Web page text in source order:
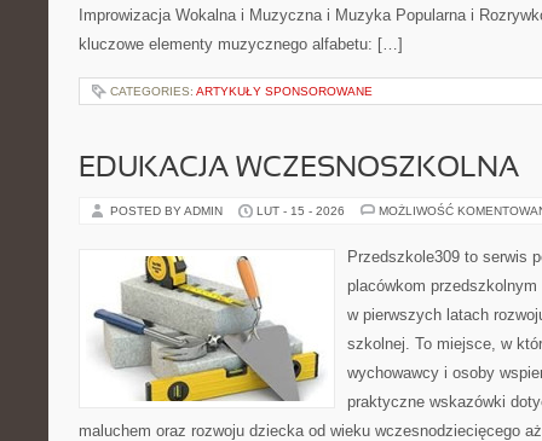
Improwizacja Wokalna i Muzyczna i Muzyka Popularna i
kluczowe elementy muzycznego alfabetu: […]
CATEGORIES: ARTYKUŁY SPONSOROWANE
EDUKACJA WCZESNOSZKOLNA
POSTED BY ADMIN LUT - 15 - 2026 MOŻLIWOŚĆ
Przedszkole309 to serwis
placówkom
w pierwszych latach
szkolnej. To miejsce, w
wychowawcy i osoby
praktyczne wskazówki
maluchem oraz rozwoju dziecka od wieku wczesnodziecięcego